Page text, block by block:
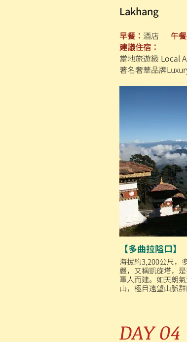
Lakhang
早餐： 酒店 午餐
建議住宿：
當地旅遊級 Local
著名奢華品牌
【多曲拉隘口】
海拔約3,200公尺，
嚴，又稱凱旋塔，
軍人而建。如天朗
山，極目遠望山脈群
DAY 04